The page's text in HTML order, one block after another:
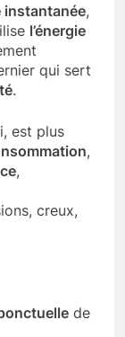
instantanée,
l’énergie
qui sert
.
est plus
,
,
creux,
de